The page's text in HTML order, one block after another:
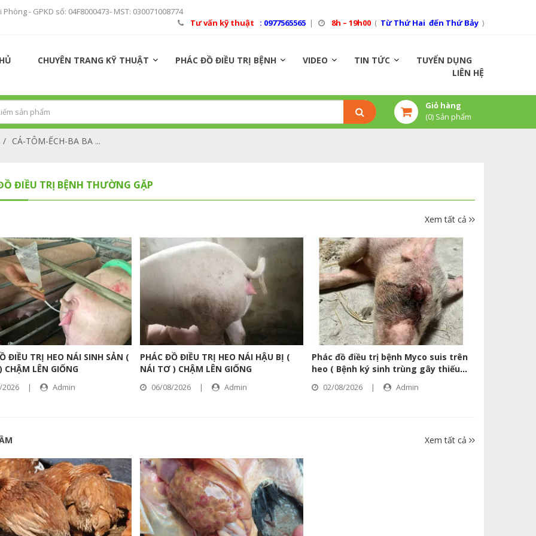
- GPKD số: 04F8000473- MST: 030071008774
Tư vấn kỹ thuật
: 0977565565 | 8h – 19h00 ( Từ Thứ Hai đến Thứ Bảy )
CHUYÊN TRANG KỸ THUẬT PHÁC ĐỒ ĐIỀU TRỊ BỆNH VIDEO TIN TỨC
TUYỂN DỤNG
LIÊN HỆ
Giỏ hàng
(0) Sản phẩm
/ CÁ-TÔM-ẾCH-BA BA ...
ĐIỀU TRỊ BỆNH THƯỜNG GẶP
Xem tất cả
ĐIỀU TRỊ HEO NÁI SINH SẢN (
CHẬM LÊN GIỐNG
| Admin
PHÁC ĐỒ ĐIỀU TRỊ HEO NÁI HẬU BỊ (
NÁI TƠ ) CHẬM LÊN GIỐNG
06/08/2026 | Admin
Phác đồ điều trị bệnh Myco suis trên
heo ( Bệnh ký sinh trùng gây thiếu
máu truyền nhiễm )
02/08/2026 | Admin
Xem tất cả